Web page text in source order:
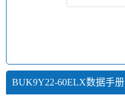
BUK9Y22-60ELX数据手册